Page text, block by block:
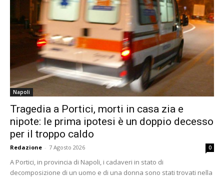
Napoli
Tragedia a Portici, morti in casa zia e
nipote: le prima ipotesi è un doppio decesso
per il troppo caldo
Redazione - 7 Agosto 2026 0
A Portici, in provincia di Napoli, i cadaveri in stato di
decomposizione di un uomo e di una donna sono stati trovati nella